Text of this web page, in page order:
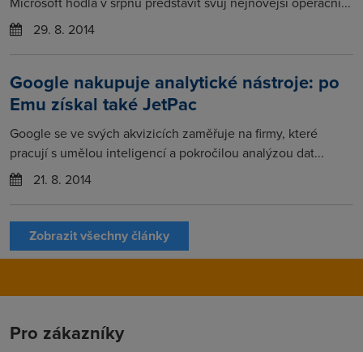
29. 8. 2014
Google nakupuje analytické nástroje: po
Emu získal také JetPac
Google se ve svých akvizicích zaměřuje na firmy, které
pracují s umělou inteligencí a pokročilou analýzou dat...
21. 8. 2014
Zobrazit všechny články
Pro zákazníky